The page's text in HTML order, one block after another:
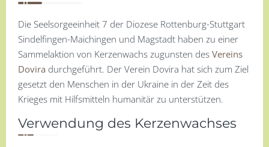
Die Seelsorgeeinheit 7 der Diozese Rottenburg-Stuttgart
Sindelfingen-Maichingen und Magstadt haben zu einer
Sammelaktion von Kerzenwachs zugunsten des Vereins
Dovira durchgeführt. Der Verein Dovira hat sich zum Ziel
gesetzt den Menschen in der Ukraine in der Zeit des
Krieges mit Hilfsmitteln humanitär zu unterstützen.
Verwendung des Kerzenwachses